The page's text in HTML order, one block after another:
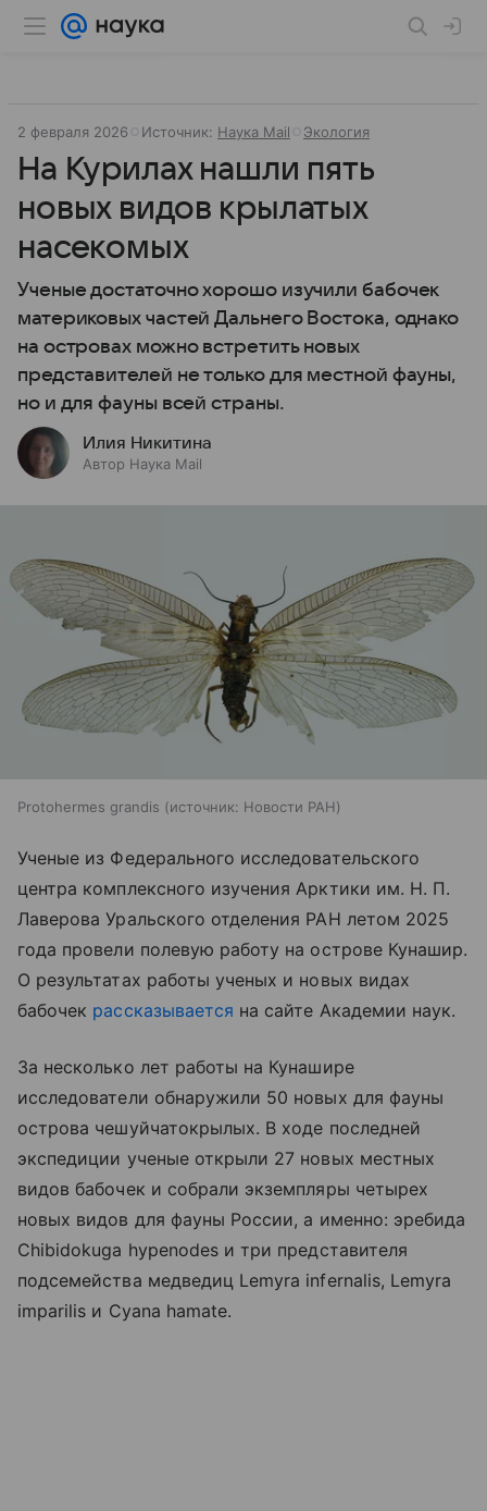
2 февраля 2026 Источник: Наука Mail Экология
На Курилах нашли пять
новых видов крылатых
насекомых
Ученые достаточно хорошо изучили бабочек
материковых частей Дальнего Востока, однако
на островах можно встретить новых
представителей не только для местной фауны,
но и для фауны всей страны.
Илия Никитина
Автор Наука Mail
Protohermes grandis источник: Новости РАН
Ученые из Федерального исследовательского
центра комплексного изучения Арктики им. Н. П.
Лаверова Уральского отделения РАН летом 2025
года провели полевую работу на острове Кунашир.
О результатах работы ученых и новых видах
бабочек рассказывается на сайте Академии наук.
За несколько лет работы на Кунашире
исследователи обнаружили 50 новых для фауны
острова чешуйчатокрылых. В ходе последней
экспедиции ученые открыли 27 новых местных
видов бабочек и собрали экземпляры четырех
новых видов для фауны России, а именно: эребида
Chibidokuga hypenodes и три представителя
подсемейства медведиц Lemyra infernalis, Lemyra
imparilis и Cyana hamate.